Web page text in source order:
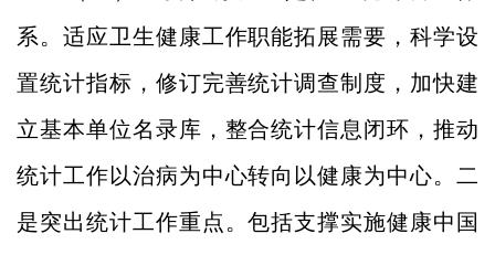
系。适应卫生健康工作职能拓展需要，科学设
置统计指标，修订完善统计调查制度，加快建
立基本单位名录库，整合统计信息闭环，推动
统计工作以治病为中心转向以健康为中心。二
是突出统计工作重点。包括支撑实施健康中国